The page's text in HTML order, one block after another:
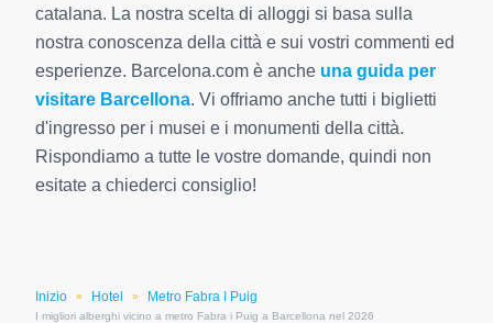
Inizio » Hotel » Metro Fabra I Puig
I migliori alberghi vicino a metro Fabra i Puig a Barcellona nel 2026
catalana. La nostra scelta di alloggi si basa sulla
nostra conoscenza della città e sui vostri commenti ed
esperienze. Barcelona.com è anche una guida per
visitare Barcellona. Vi offriamo anche tutti i biglietti
d'ingresso per i musei e i monumenti della città.
Rispondiamo a tutte le vostre domande, quindi non
esitate a chiederci consiglio!